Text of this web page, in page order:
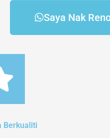
Saya Nak
Berkualiti